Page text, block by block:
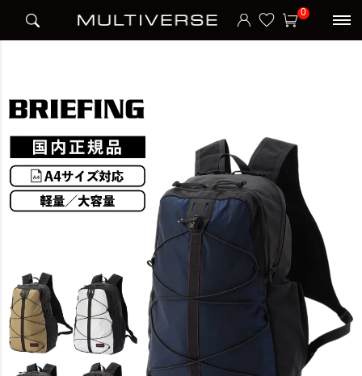
0
DT PACK バックパック リュック FE COLLECTION